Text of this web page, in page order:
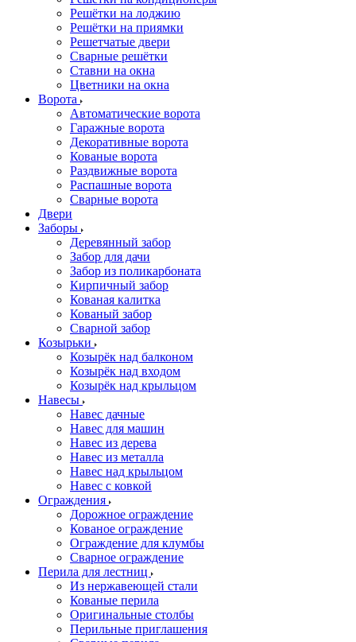
Решётки на лоджию
Решётки на приямки
Решетчатые двери
Сварные решётки
Ставни на окна
Цветники на окна
Ворота
Автоматические ворота
Гаражные ворота
Декоративные ворота
Кованые ворота
Раздвижные ворота
Распашные ворота
Сварные ворота
Двери
Заборы
Деревянный забор
Забор для дачи
Забор из поликарбоната
Кирпичный забор
Кованая калитка
Кованый забор
Сварной забор
Козырьки
Козырёк над балконом
Козырёк над входом
Козырёк над крыльцом
Навесы
Навес дачные
Навес для машин
Навес из дерева
Навес из металла
Навес над крыльцом
Навес с ковкой
Ограждения
Дорожное ограждение
Кованое ограждение
Ограждение для клумбы
Сварное ограждение
Перила для лестниц
Из нержавеющей стали
Кованые перила
Оригинальные столбы
Перильные приглашения